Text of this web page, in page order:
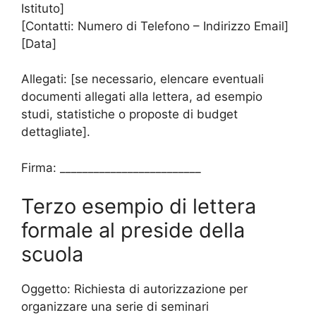
Istituto]
[Contatti: Numero di Telefono – Indirizzo Email]
[Data]
Allegati: [se necessario, elencare eventuali
documenti allegati alla lettera, ad esempio
studi, statistiche o proposte di budget
dettagliate].
Firma: _________________________
Terzo esempio di lettera
formale al preside della
scuola
Oggetto: Richiesta di autorizzazione per
organizzare una serie di seminari